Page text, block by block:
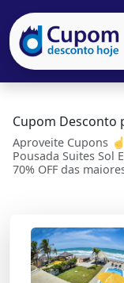
Cupom Desconto
Aproveite Cupons
Pousada Suites Sol
70% OFF das